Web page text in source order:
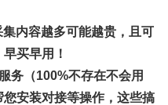
集内容越多可能越贵，且可
买早用！
务（100%不存在不会用
安装对接等操作，这些搞